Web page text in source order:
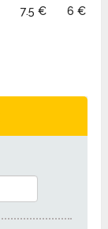
7.5 € 6 €